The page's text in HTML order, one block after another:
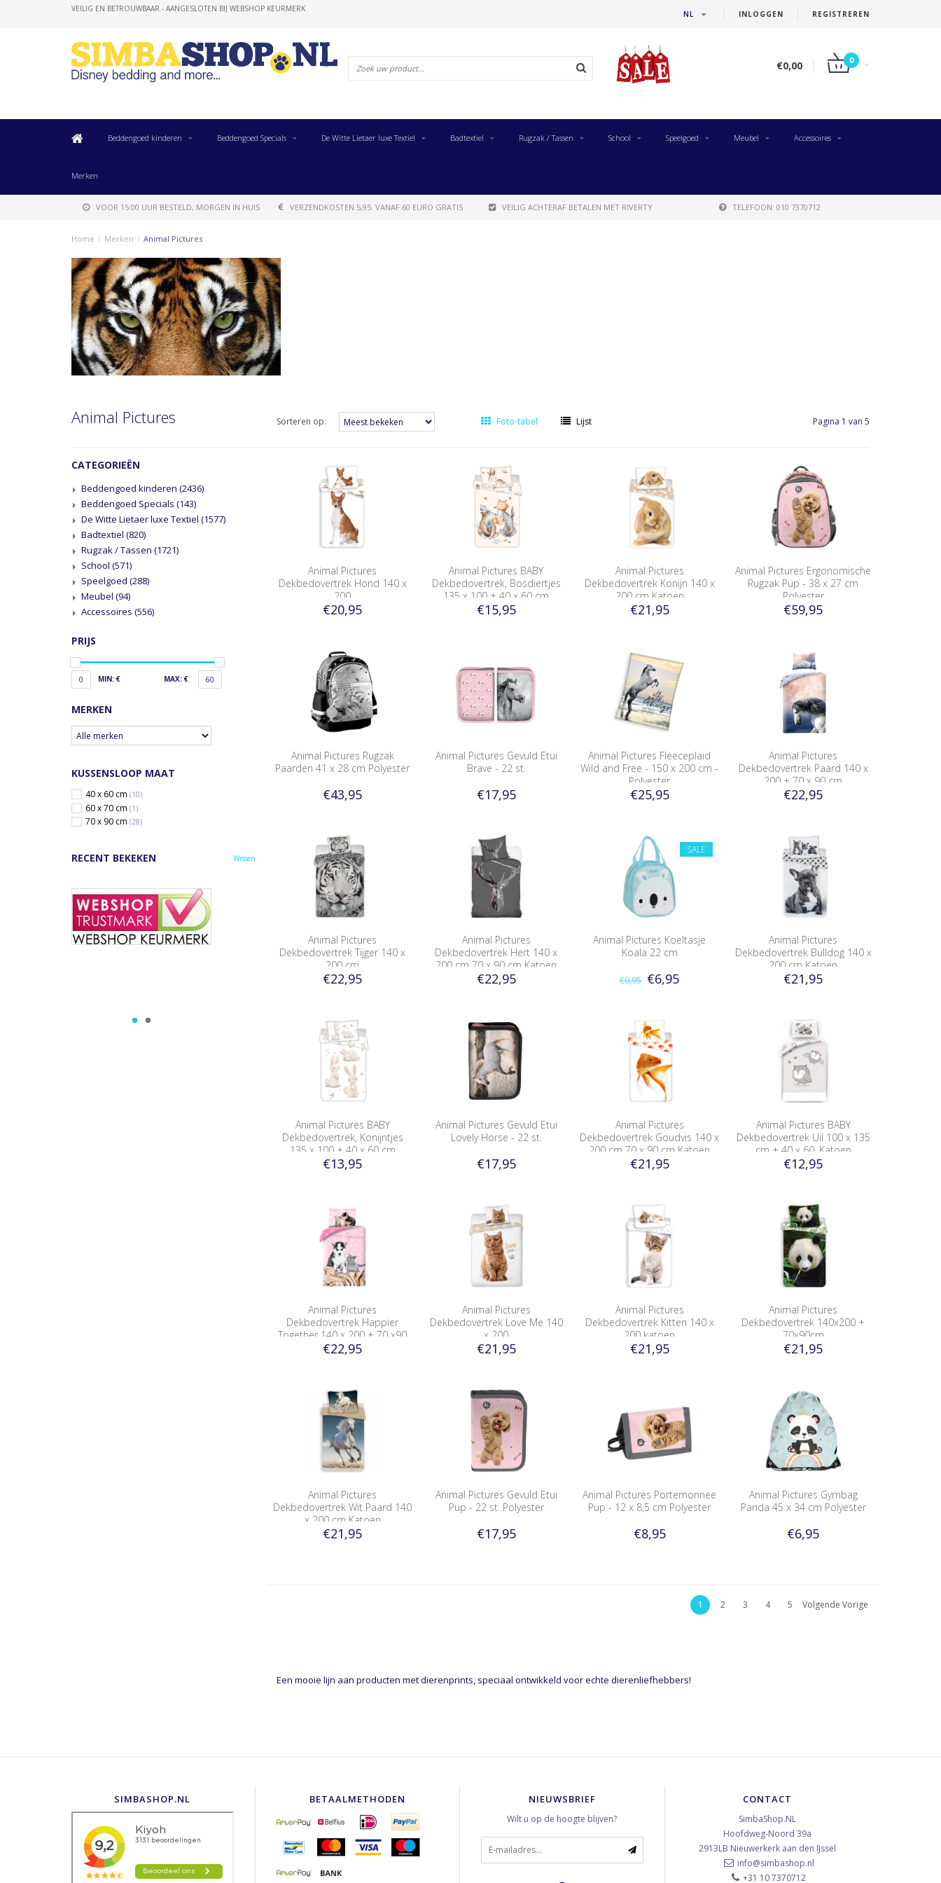
INLOGGEN REGISTREREN
NL
VEILIG EN BETROUWBAAR - AANGESLOTEN BIJ WEBSHOP KEURMERK
€0,00 0
Beddengoed kinderen Beddengoed Specials De Witte Lietaer luxe Textiel Badtextiel Rugzak / Tassen School Speelgoed Meubel Accessoires
Merken
VOOR 15:00 UUR BESTELD, MORGEN IN HUIS VERZENDKOSTEN 5,95. VANAF 60 EURO GRATIS VEILIG ACHTERAF BETALEN MET RIVERTY TELEFOON: 010 7370712
Home / Merken / Animal Pictures
Animal Pictures Sorteren op: Foto-tabel Lijst Pagina 1 van 5
CATEGORIEËN
Beddengoed kinderen (2436)
Beddengoed Specials (143)
De Witte Lietaer luxe Textiel (1577)
Badtextiel (820)
Rugzak / Tassen (1721)
School (571)
Speelgoed (288)
Meubel (94)
Accessoires (556)
PRIJS
0 MIN: € MAX: € 60
MERKEN
KUSSENSLOOP MAAT
40 x 60 cm (10)
60 x 70 cm (1)
70 x 90 cm (28)
RECENT BEKEKEN Wissen
Animal Pictures
Dekbedovertrek Hond 140 x
200
€20,95
Animal Pictures BABY
Dekbedovertrek, Bosdiertjes
135 x 100 + 40 x 60 cm
Katoen
€15,95
Animal Pictures
Dekbedovertrek Konijn 140 x
200 cm Katoen
€21,95
Animal Pictures Ergonomische
Rugzak Pup - 38 x 27 cm
Polyester
€59,95
Animal Pictures Rugzak
Paarden 41 x 28 cm Polyester
€43,95
Animal Pictures Gevuld Etui
Brave - 22 st.
€17,95
Animal Pictures Fleeceplaid
Wild and Free - 150 x 200 cm -
Polyester
€25,95
Animal Pictures
Dekbedovertrek Paard 140 x
200 + 70 x 90 cm
€22,95
Animal Pictures
Dekbedovertrek Tijger 140 x
200 cm
€22,95
Animal Pictures
Dekbedovertrek Hert 140 x
200 cm 70 x 90 cm Katoen
€22,95
SALE
Animal Pictures Koeltasje
Koala 22 cm
€9,95 €6,95
Animal Pictures
Dekbedovertrek Bulldog 140 x
200 cm Katoen
€21,95
Animal Pictures BABY
Dekbedovertrek, Konijntjes
135 x 100 + 40 x 60 cm
Katoen
€13,95
Animal Pictures Gevuld Etui
Lovely Horse - 22 st.
€17,95
Animal Pictures
Dekbedovertrek Goudvis 140 x
200 cm 70 x 90 cm Katoen
€21,95
Animal Pictures BABY
Dekbedovertrek Uil 100 x 135
cm + 40 x 60, Katoen
€12,95
Animal Pictures
Dekbedovertrek Happier
Together 140 x 200 + 70 x90
cm Katoen
€22,95
Animal Pictures
Dekbedovertrek Love Me 140
x 200
€21,95
Animal Pictures
Dekbedovertrek Kitten 140 x
200 katoen
€21,95
Animal Pictures
Dekbedovertrek 140x200 +
70x90cm
€21,95
Animal Pictures
Dekbedovertrek Wit Paard 140
x 200 cm Katoen
€21,95
Animal Pictures Gevuld Etui
Pup - 22 st. Polyester
€17,95
Animal Pictures Portemonnee
Pup - 12 x 8,5 cm Polyester
€8,95
Animal Pictures Gymbag
Panda 45 x 34 cm Polyester
€6,95
1 2 3 4 5 Volgende Vorige
Een mooie lijn aan producten met dierenprints, speciaal ontwikkeld voor echte dierenliefhebbers!
SIMBASHOP.NL BETAALMETHODEN NIEUWSBRIEF
Wilt u op de hoogte blijven?
CONTACT
SimbaShop.NL
Hoofdweg-Noord 39a
2913LB Nieuwerkerk aan den IJssel
info@simbashop.nl
+31 10 7370712